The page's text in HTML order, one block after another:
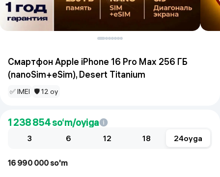
Смартфон Apple iPhone 16 Pro Max 256 ГБ
(nanoSim+eSim), Desert Titanium
✅ IMEI 🛡 12 oy
1 238 854so‘m/oyiga
3 6 12 18 24oyga
16 990 000 so'm